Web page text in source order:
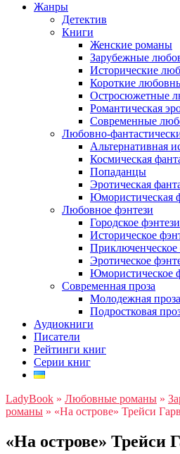
Жанры
Детектив
Книги
Женские романы
Зарубежные
Исторические
Короткие
Остросюжетные
Романтическая
Современные
Любовно-
Альтернативная
Космическая
Попаданцы
Эротическая
Юмористическая
Любовное фэнтези
Городское фэнтези
Историческое
Приключенческое
Эротическое
Юмористическое
Современная проза
Молодежная проза
Подростковая
Аудиокниги
Писатели
Рейтинги книг
Серии книг
LadyBook » Любовные романы »
романы » «На острове» Трейси
«На острове» Трейси